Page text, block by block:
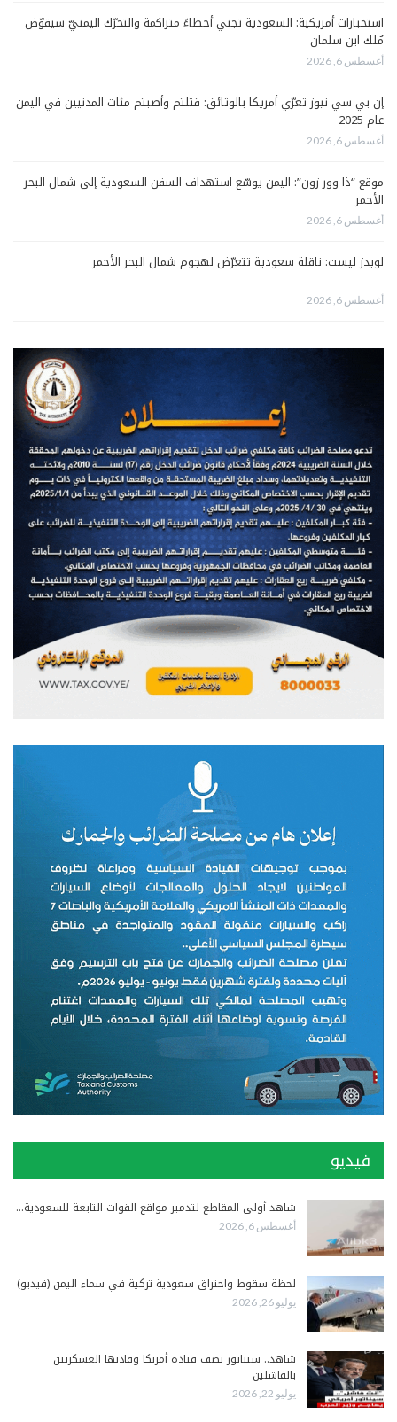
استخبارات أمريكية: السعودية تجني أخطاءً متراكمة والتحرّك اليمنيّ سيقوّض
مُلك ابن سلمان
أغسطس 6, 2026
إن بي سي نيوز تعرّي أمريكا بالوثائق: قتلتم وأصبتم مئات المدنيين في اليمن
عام 2025
أغسطس 6, 2026
موقع “ذا وور زون”: اليمن يوسّع استهداف السفن السعودية إلى شمال البحر
الأحمر
أغسطس 6, 2026
لويدز ليست: ناقلة سعودية تتعرّض لهجوم شمال البحر الأحمر
أغسطس 6, 2026
فيديو
شاهد أولى المقاطع لتدمير مواقع القوات التابعة للسعودية…
أغسطس 6, 2026
لحظة سقوط واحتراق سعودية تركية في سماء اليمن (فيديو)
يوليو 26, 2026
شاهد.. سيناتور يصف قيادة أمريكا وقادتها العسكريين
بالفاشلين
يوليو 22, 2026